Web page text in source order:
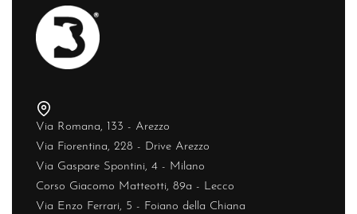
Via Romana, 133 - Arezzo
Via Fiorentina, 228 - Drive Arezzo
Via Gaspare Spontini, 4 - Milano
Corso Giacomo Matteotti, 89a - Lecco
Via Enzo Ferrari, 5 - Foiano della Chiana